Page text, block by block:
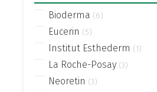
Bioderma (6)
Eucerin (5)
Institut Esthederm (1)
La Roche-Posay (3)
Neoretin (3)